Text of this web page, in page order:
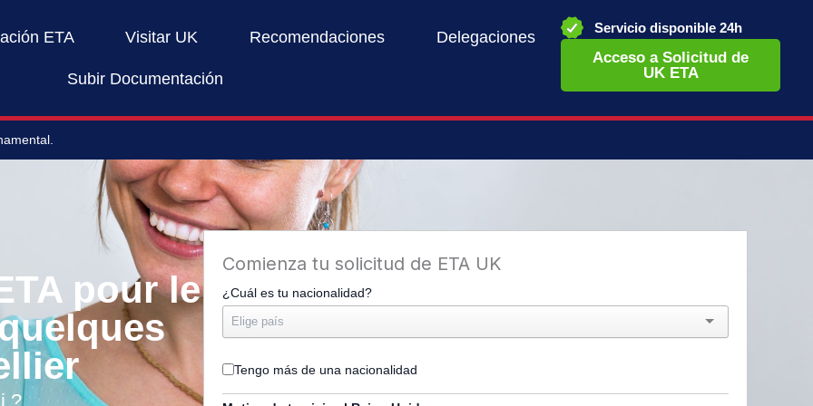
ETA Visitar UK Recomendaciones Delegaciones
Subir Documentación
Servicio disponible 24h
Acceso a Solicitud de
UK ETA
pour le
?
Comienza tu solicitud de ETA UK
¿Cuál es tu nacionalidad?
Tengo más de una nacionalidad